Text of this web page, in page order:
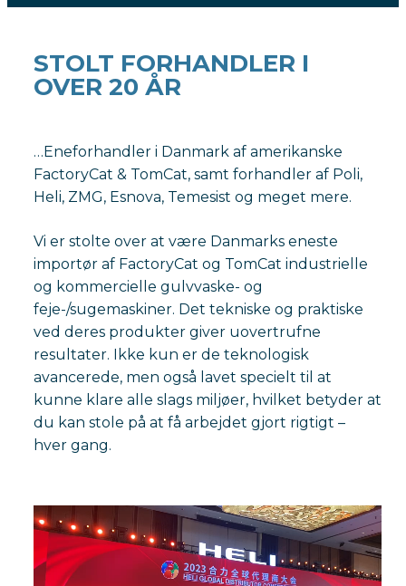
STOLT FORHANDLER I
OVER 20 ÅR
…Eneforhandler i Danmark af amerikanske
FactoryCat & TomCat, samt forhandler af Poli,
Heli, ZMG, Esnova, Temesist og meget mere.
Vi er stolte over at være Danmarks eneste
importør af FactoryCat og TomCat industrielle
og kommercielle gulvvaske- og
feje-/sugemaskiner. Det tekniske og praktiske
ved deres produkter giver uovertrufne
resultater. Ikke kun er de teknologisk
avancerede, men også lavet specielt til at
kunne klare alle slags miljøer, hvilket betyder at
du kan stole på at få arbejdet gjort rigtigt –
hver gang.